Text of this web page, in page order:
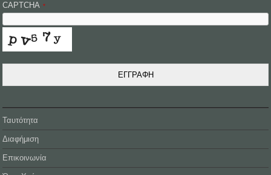
CAPTCHA *
ΕΓΓΡΑΦΗ
Ταυτότητα
Διαφήμιση
Επικοινωνία